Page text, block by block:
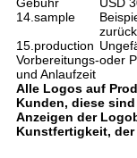
Gebühr
14.sample
USD
zurück
15.production
Vorbereitungs-
und Anlaufzeit
oder
Alle Logos auf
Kunden, diese
Anzeigen der
Kunstfertigkeit,